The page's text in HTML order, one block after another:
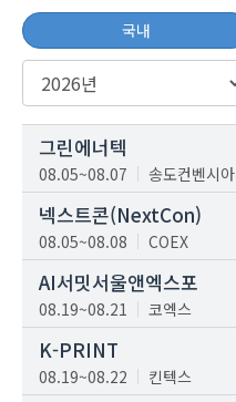
국내
그린에너텍
08.05~08.07 송도컨벤시아
넥스트콘(NextCon)
08.05~08.08 COEX
AI서밋서울앤엑스포
08.19~08.21 코엑스
K-PRINT
08.19~08.22 킨텍스